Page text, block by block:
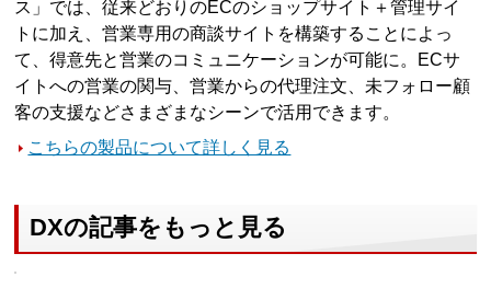
ス」では、従来どおりのECのショップサイト＋管理サイ
トに加え、営業専用の商談サイトを構築することによっ
て、得意先と営業のコミュニケーションが可能に。ECサ
イトへの営業の関与、営業からの代理注文、未フォロー顧
客の支援などさまざまなシーンで活用できます。
こちらの製品について詳しく見る
DXの記事をもっと見る